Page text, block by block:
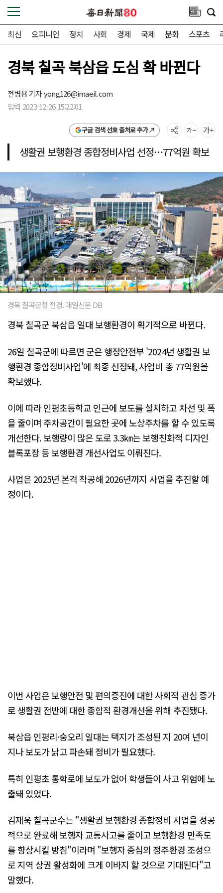
최신 오피니언 정치 사회 경제 국제 문화 스포츠
경북 칠곡 북삼읍 도심 확 바뀐다
전병용 기자yong126@imaeil.com
입력 2023-12-26 15:22:01
구글 검색 선호 출처로 추가
생활권 보행환경 종합정비사업 선정…77억원 확보
경북 칠곡군청 전경. 매일신문 DB
경북 칠곡군 북삼읍 일대 보행환경이 획기적으로 바뀐다.
26일 칠곡군에 따르면 군은 행정안전부 '2024년 생활권 보
행환경 종합정비사업'에 최종 선정돼, 사업비 총 77억원을
확보했다.
이에 따라 인평초등학교 인근에 보도를 설치하고 차선 및 폭
을 줄이며 주차공간이 필요한 곳에 노상주차를 할 수 있도록
개선한다. 보행량이 많은 도로 3.3㎞는 보행친화적 디자인
블록포장 등 보행환경 개선사업도 이뤄진다.
사업은 2025년 본격 착공해 2026년까지 사업을 추진할 예
정이다.
이번 사업은 보행안전 및 편의증진에 대한 사회적 관심 증가
로 생활권 전반에 대한 종합적 환경개선을 위해 추진됐다.
북삼읍 인평리·숭오리 일대는 택지가 조성된 지 20여 년이
지나 보도가 낡고 파손돼 정비가 필요했다.
특히 인평초 통학로에 보도가 없어 학생들이 사고 위험에 노
출돼 있었다.
김재욱 칠곡군수는 "생활권 보행환경 종합정비 사업을 성공
적으로 완료해 보행자 교통사고를 줄이고 보행환경 만족도
를 향상시킬 방침"이라며 "보행자 중심의 정주환경 조성으
로 지역 상권 활성화에 크게 이바지 할 것으로 기대된다"고
말했다.